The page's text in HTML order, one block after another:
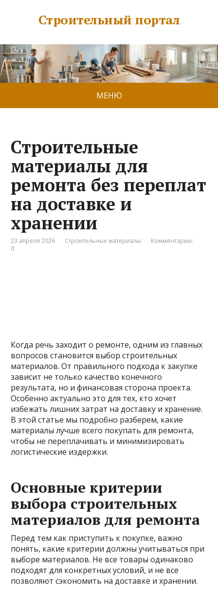
Строительный портал
МЕНЮ
Строительные
материалы для
ремонта без переплат
на доставке и
хранении
23 апреля 2026 Строительные материалы
Комментарии:
0
Когда речь заходит о ремонте, одним из главных
вопросов становится выбор строительных
материалов. От правильного подхода к закупке
зависит не только качество конечного
результата, но и финансовая сторона проекта.
Особенно актуально это для тех, кто хочет
избежать лишних затрат на доставку и хранение.
В этой статье мы подробно разберем, какие
материалы лучше всего покупать для ремонта,
чтобы не переплачивать и минимизировать
логистические издержки.
Основные критерии
выбора строительных
материалов для ремонта
Перед тем как приступить к покупке, важно
понять, какие критерии должны учитываться при
выборе материалов. Не все товары одинаково
подходят для конкретных условий, и не все
позволяют сэкономить на доставке и хранении.